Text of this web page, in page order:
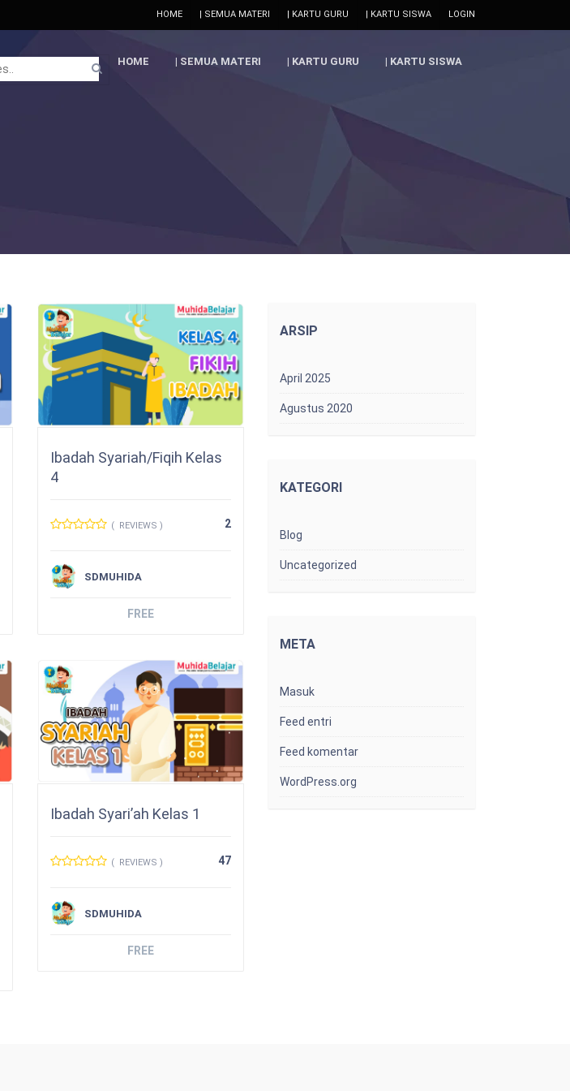
LOGIN
HOME | SEMUA MATERI | KARTU GURU | KARTU SISWA
HOME | SEMUA MATERI | KARTU GURU | KARTU SISWA
Ibadah Syariah/Fiqih Kelas
4
( REVIEWS ) 2
SDMUHIDA
FREE
Ibadah Syari’ah Kelas 1
( REVIEWS ) 47
SDMUHIDA
FREE
ARSIP
April 2025
Agustus 2020
KATEGORI
Blog
Uncategorized
META
Masuk
Feed entri
Feed komentar
WordPress.org